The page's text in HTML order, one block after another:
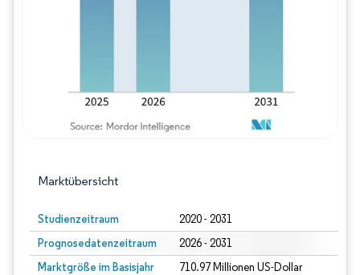
Marktübersicht
Studienzeitraum 2020 - 2031
Prognosedatenzeitraum 2026 - 2031
Marktgröße im Basisjahr
710.97 Millionen US-Dollar